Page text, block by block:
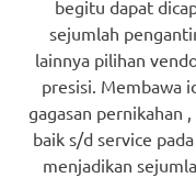
begitu dapat
sejumlah
lainnya pilihan
presisi. Membawa
gagasan pernikahan
baik s/d service
menjadikan